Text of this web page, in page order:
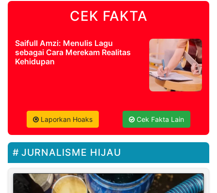
CEK FAKTA
Saifull Amzi: Menulis Lagu
sebagai Cara Merekam Realitas
Kehidupan
Laporkan Hoaks Cek Fakta Lain
JURNALISME HIJAU